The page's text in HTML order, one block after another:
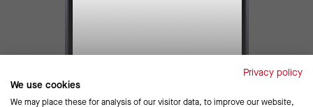
Privacy policy
We use cookies
We may place these for analysis of our visitor data, to improve our website,